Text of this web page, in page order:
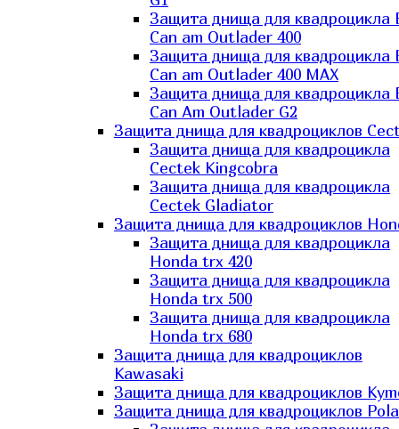
Защита днища для квадроцикла
Can am Outlader 400
Защита днища для квадроцикла
Can am Outlader 400 MAX
Защита днища для квадроцикла
Can Аm Outlader G2
Защита днища для квадроциклов
Защита днища для квадроцикла
Cectek Kingcobra
Защита днища для квадроцикла
Cectek Gladiator
Защита днища для квадроциклов
Защита днища для квадроцикла
Honda trx 420
Защита днища для квадроцикла
Honda trx 500
Защита днища для квадроцикла
Honda trx 680
Защита днища для квадроциклов
Kawasaki
Защита днища для квадроциклов
Защита днища для квадроциклов